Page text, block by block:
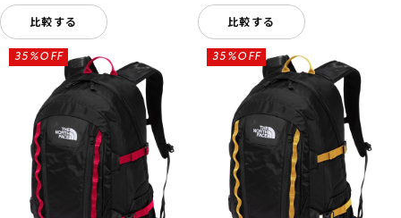
比較する 比較する
35%OFF 35%OFF